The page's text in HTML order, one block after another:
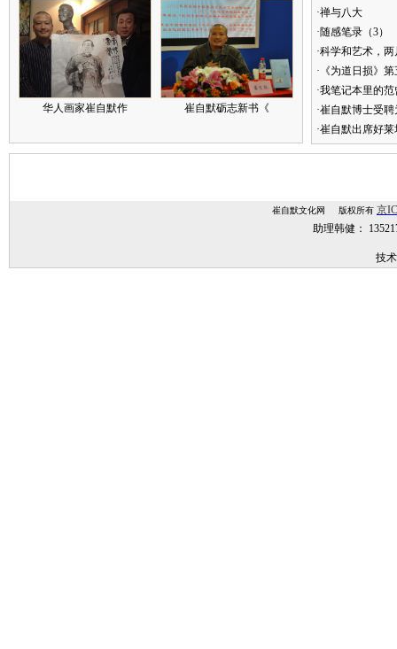
华人画家崔自默作 崔自默砺志新书《
·禅与八大
·随感笔录（3）
·科学和艺术，
·《为道日损》
·我笔记本里的
·崔自默博士受
·崔自默出席好
崔自默文化网 版权所有 京
助理韩健：
技